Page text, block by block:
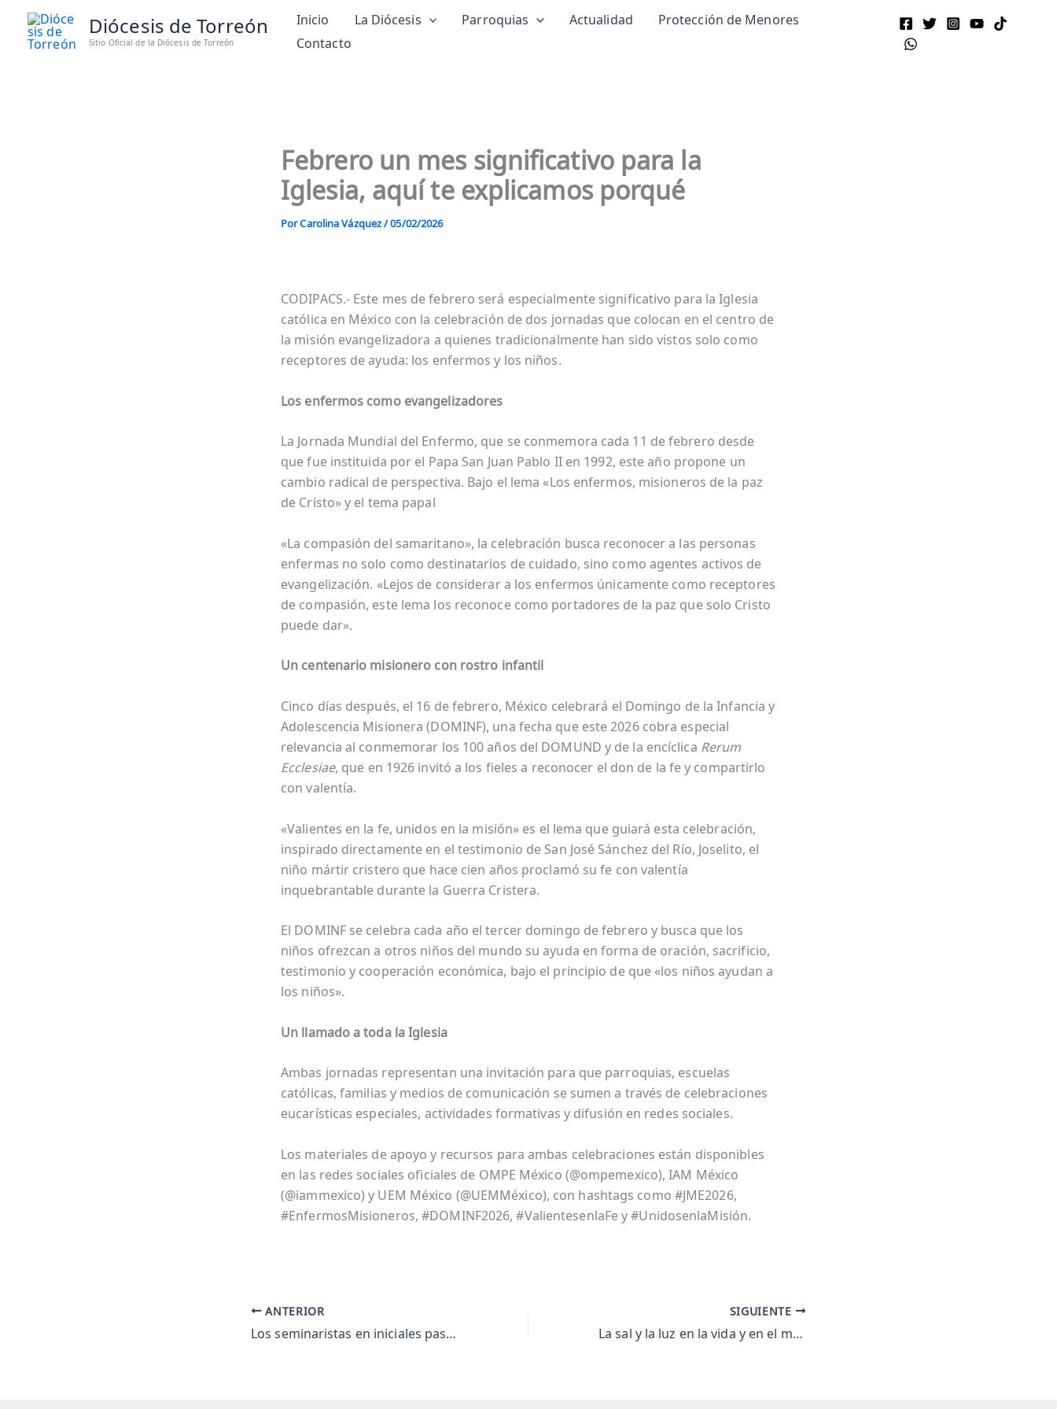
contenido
Diócesis de Torreón
Sitio Oficial de la Diócesis de Torreón
Inicio La Diócesis Parroquias Actualidad
Protección de Menores
Contacto
Febrero un mes significativo para la
Iglesia, aquí te explicamos porqué
PorCarolina Vázquez/05/02/2026
CODIPACS.- Este mes de febrero será especialmente significativo para la Iglesia
católica en México con la celebración de dos jornadas que colocan en el centro de
la misión evangelizadora a quienes tradicionalmente han sido vistos solo como
receptores de ayuda: los enfermos y los niños.
Los enfermos como evangelizadores
La Jornada Mundial del Enfermo, que se conmemora cada 11 de febrero desde
que fue instituida por el Papa San Juan Pablo II en 1992, este año propone un
cambio radical de perspectiva. Bajo el lema «Los enfermos, misioneros de la paz
de Cristo» y el tema papal
«La compasión del samaritano», la celebración busca reconocer a las personas
enfermas no solo como destinatarios de cuidado, sino como agentes activos de
evangelización. «Lejos de considerar a los enfermos únicamente como receptores
de compasión, este lema los reconoce como portadores de la paz que solo Cristo
puede dar».
Un centenario misionero con rostro infantil
Cinco días después, el 16 de febrero, México celebrará el Domingo de la Infancia y
Adolescencia Misionera (DOMINF), una fecha que este 2026 cobra especial
relevancia al conmemorar los 100 años del DOMUND y de la encíclica Rerum
Ecclesiae, que en 1926 invitó a los fieles a reconocer el don de la fe y compartirlo
con valentía.
«Valientes en la fe, unidos en la misión» es el lema que guiará esta celebración,
inspirado directamente en el testimonio de San José Sánchez del Río, Joselito, el
niño mártir cristero que hace cien años proclamó su fe con valentía
inquebrantable durante la Guerra Cristera.
El DOMINF se celebra cada año el tercer domingo de febrero y busca que los
niños ofrezcan a otros niños del mundo su ayuda en forma de oración, sacrificio,
testimonio y cooperación económica, bajo el principio de que «los niños ayudan a
los niños».
Un llamado a toda la Iglesia
Ambas jornadas representan una invitación para que parroquias, escuelas
católicas, familias y medios de comunicación se sumen a través de celebraciones
eucarísticas especiales, actividades formativas y difusión en redes sociales.
Los materiales de apoyo y recursos para ambas celebraciones están disponibles
en las redes sociales oficiales de OMPE México (@ompemexico), IAM México
(@iammexico) y UEM México (@UEMMéxico), con hashtags como #JME2026,
#EnfermosMisioneros, #DOMINF2026, #ValientesenlaFe y #UnidosenlaMisión.
ANTERIOR
Los seminaristas en iniciales pasos de la historia
SIGUIENTE
La sal y la luz en la vida y en el mundo